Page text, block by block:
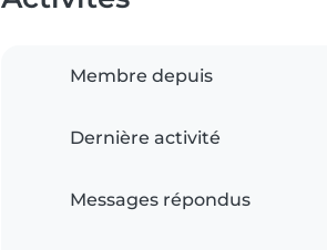
Membre depuis
Dernière activité
Messages répondus